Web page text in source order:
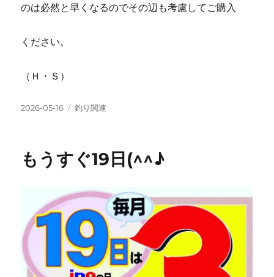
のは必然と早くなるのでその辺も考慮してご購入
ください。
（Ｈ・Ｓ）
投
2026-05-16
カ
ー
釣り関連
もうすぐ19日(^^♪